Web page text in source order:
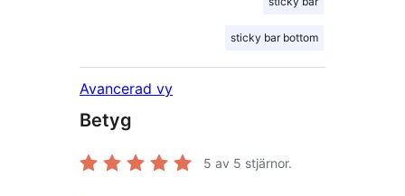
sticky bar bottom
Avancerad vy
Betyg
5 av 5 stjärnor.